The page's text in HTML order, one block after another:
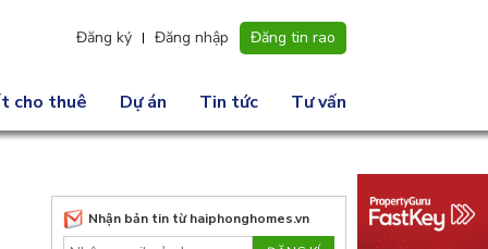
Đăng tin rao
Đăng nhập
Đăng ký
cho thuê Dự án Tin tức Tư vấn
Nhận bản tin từ haiphonghomes.vn